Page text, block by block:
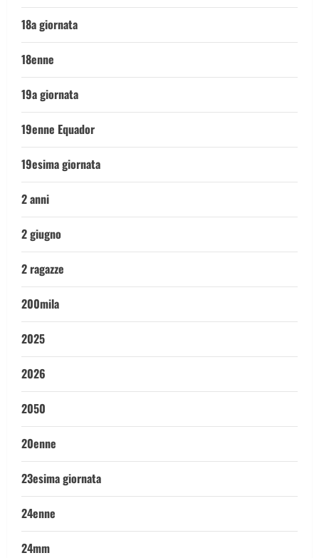
18a giornata
18enne
19a giornata
19enne Equador
19esima giornata
2 anni
2 giugno
2 ragazze
200mila
2025
2026
2050
20enne
23esima giornata
24enne
24mm